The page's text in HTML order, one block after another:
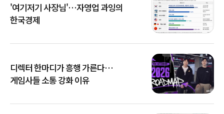
'여기저기 사장님'…자영업 과잉의
한국경제
디렉터 한마디가 흥행 가른다…
게임사들 소통 강화 이유